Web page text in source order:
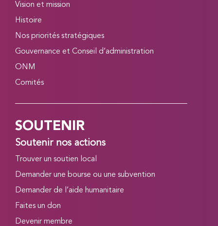
Vision et mission
Histoire
Nos priorités stratégiques
Gouvernance et Conseil d’administration
ONM
Comités
SOUTENIR
Soutenir nos actions
Trouver un soutien local
Demander une bourse ou une subvention
Demander de l’aide humanitaire
Faites un don
Devenir membre